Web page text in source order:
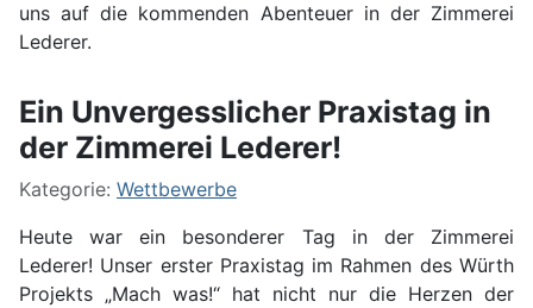
uns auf die kommenden Abenteuer in der Zimmerei
Lederer.
Ein Unvergesslicher Praxistag in
der Zimmerei Lederer!
Kategorie: Wettbewerbe
Heute war ein besonderer Tag in der Zimmerei
Lederer! Unser erster Praxistag im Rahmen des Würth
Projekts „Mach was!“ hat nicht nur die Herzen der